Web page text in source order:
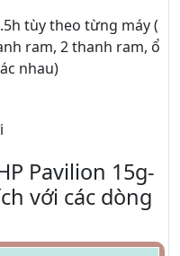
tùy theo từng máy (
ram, 2 thanh ram, ổ
nhau)
Pavilion 15g-
với các dòng